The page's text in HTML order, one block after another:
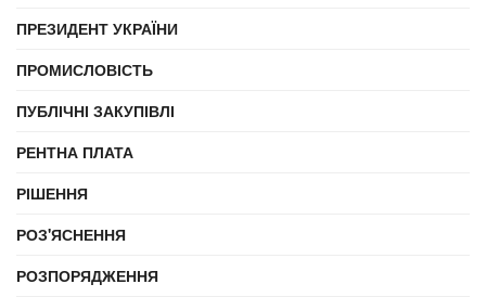
ПРЕЗИДЕНТ УКРАЇНИ
ПРОМИСЛОВІСТЬ
ПУБЛІЧНІ ЗАКУПІВЛІ
РЕНТНА ПЛАТА
РІШЕННЯ
РОЗ'ЯСНЕННЯ
РОЗПОРЯДЖЕННЯ